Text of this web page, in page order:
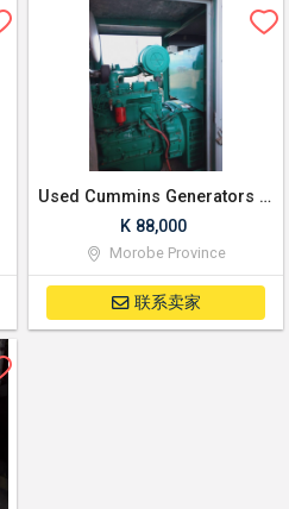
Used Cummins Generators 80KVA, 63KVA, 60KVA
K 88,000
Morobe Province
联系卖家